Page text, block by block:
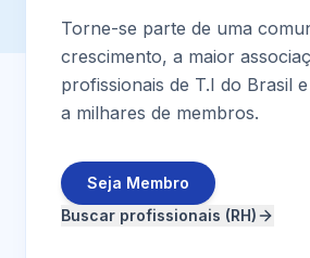
Torne-se parte de uma
crescimento, a maior
profissionais de T.I do Brasil
a milhares de membros.
Seja Membro
Buscar profissionais (RH)